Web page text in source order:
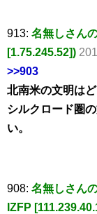
913: 名無しさん
[1.75.245.52])
>>903
北南米の文明は
シルクロード圏
い。
908: 名無しさん
IZFP